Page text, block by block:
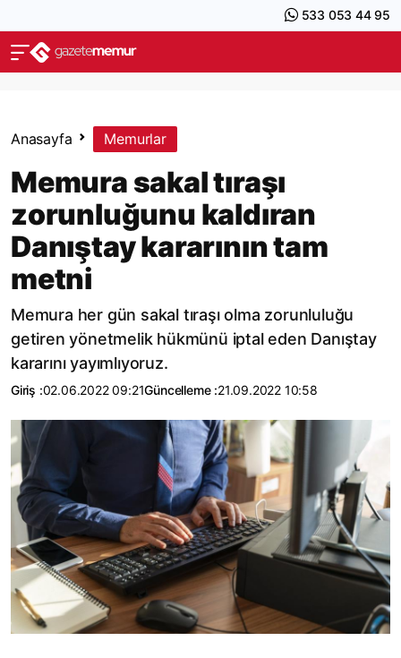
533 053 44 95
Anasayfa Memurlar
Memura sakal tıraşı
zorunluğunu kaldıran
Danıştay kararının tam
metni
Memura her gün sakal tıraşı olma zorunluluğu
getiren yönetmelik hükmünü iptal eden Danıştay
kararını yayımlıyoruz.
Giriş :02.06.2022 09:21Güncelleme :21.09.2022 10:58